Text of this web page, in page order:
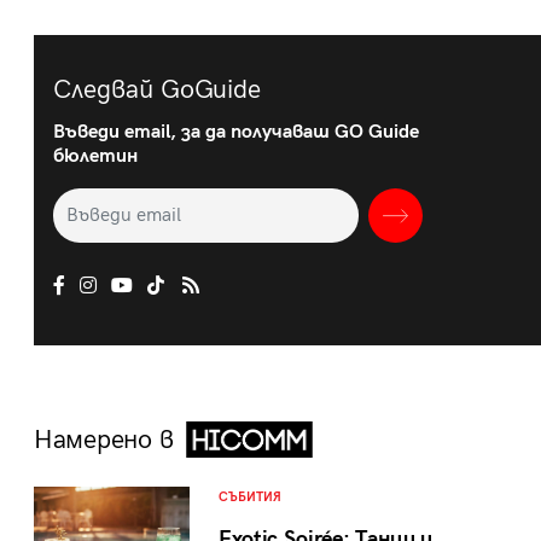
Следвай GoGuide
Въведи email, за да получаваш GO Guide
бюлетин
Намерено в
СЪБИТИЯ